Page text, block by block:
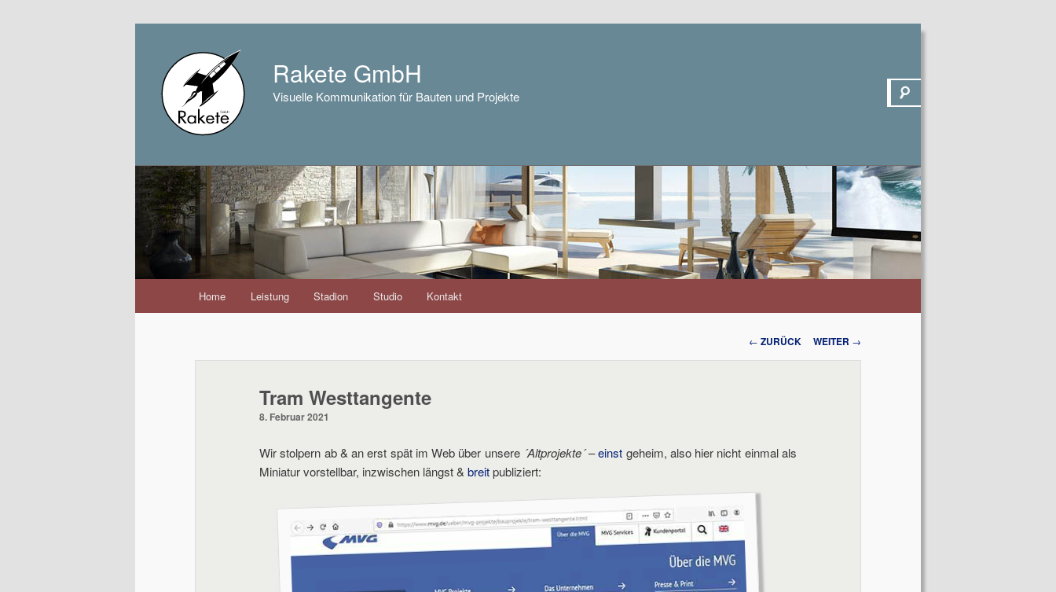
Rakete GmbH
Visuelle Kommunikation für Bauten und Projekte
Zum
Home Leistung Stadion Studio Kontakt
Beitrags-
Navigation
← ZURÜCK WEITER →
Tram Westtangente
8. Februar 2021
Wir stolpern ab & an erst spät im Web über unsere ´Altprojekte´–einst geheim, also hier nicht einmal als
Miniatur vorstellbar, inzwischen längst &breitpubliziert: